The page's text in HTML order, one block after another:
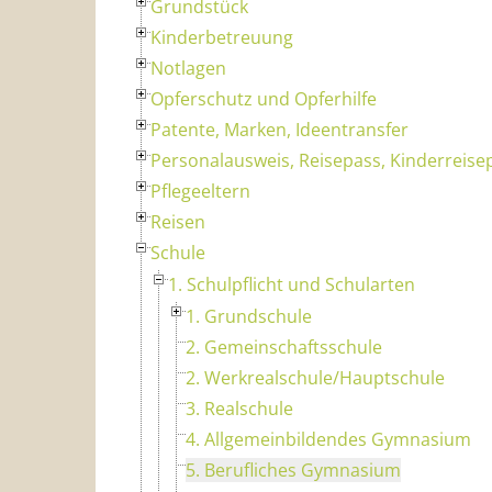
Grundstück
Kinderbetreuung
Notlagen
Opferschutz und Opferhilfe
Patente, Marken, Ideentransfer
Personalausweis, Reisepass,
Pflegeeltern
Reisen
Schule
1. Schulpflicht und Schularten
1. Grundschule
2. Gemeinschaftsschule
2. Werkrealschule/Hauptschule
3. Realschule
4. Allgemeinbildendes Gymnasium
5. Berufliches Gymnasium